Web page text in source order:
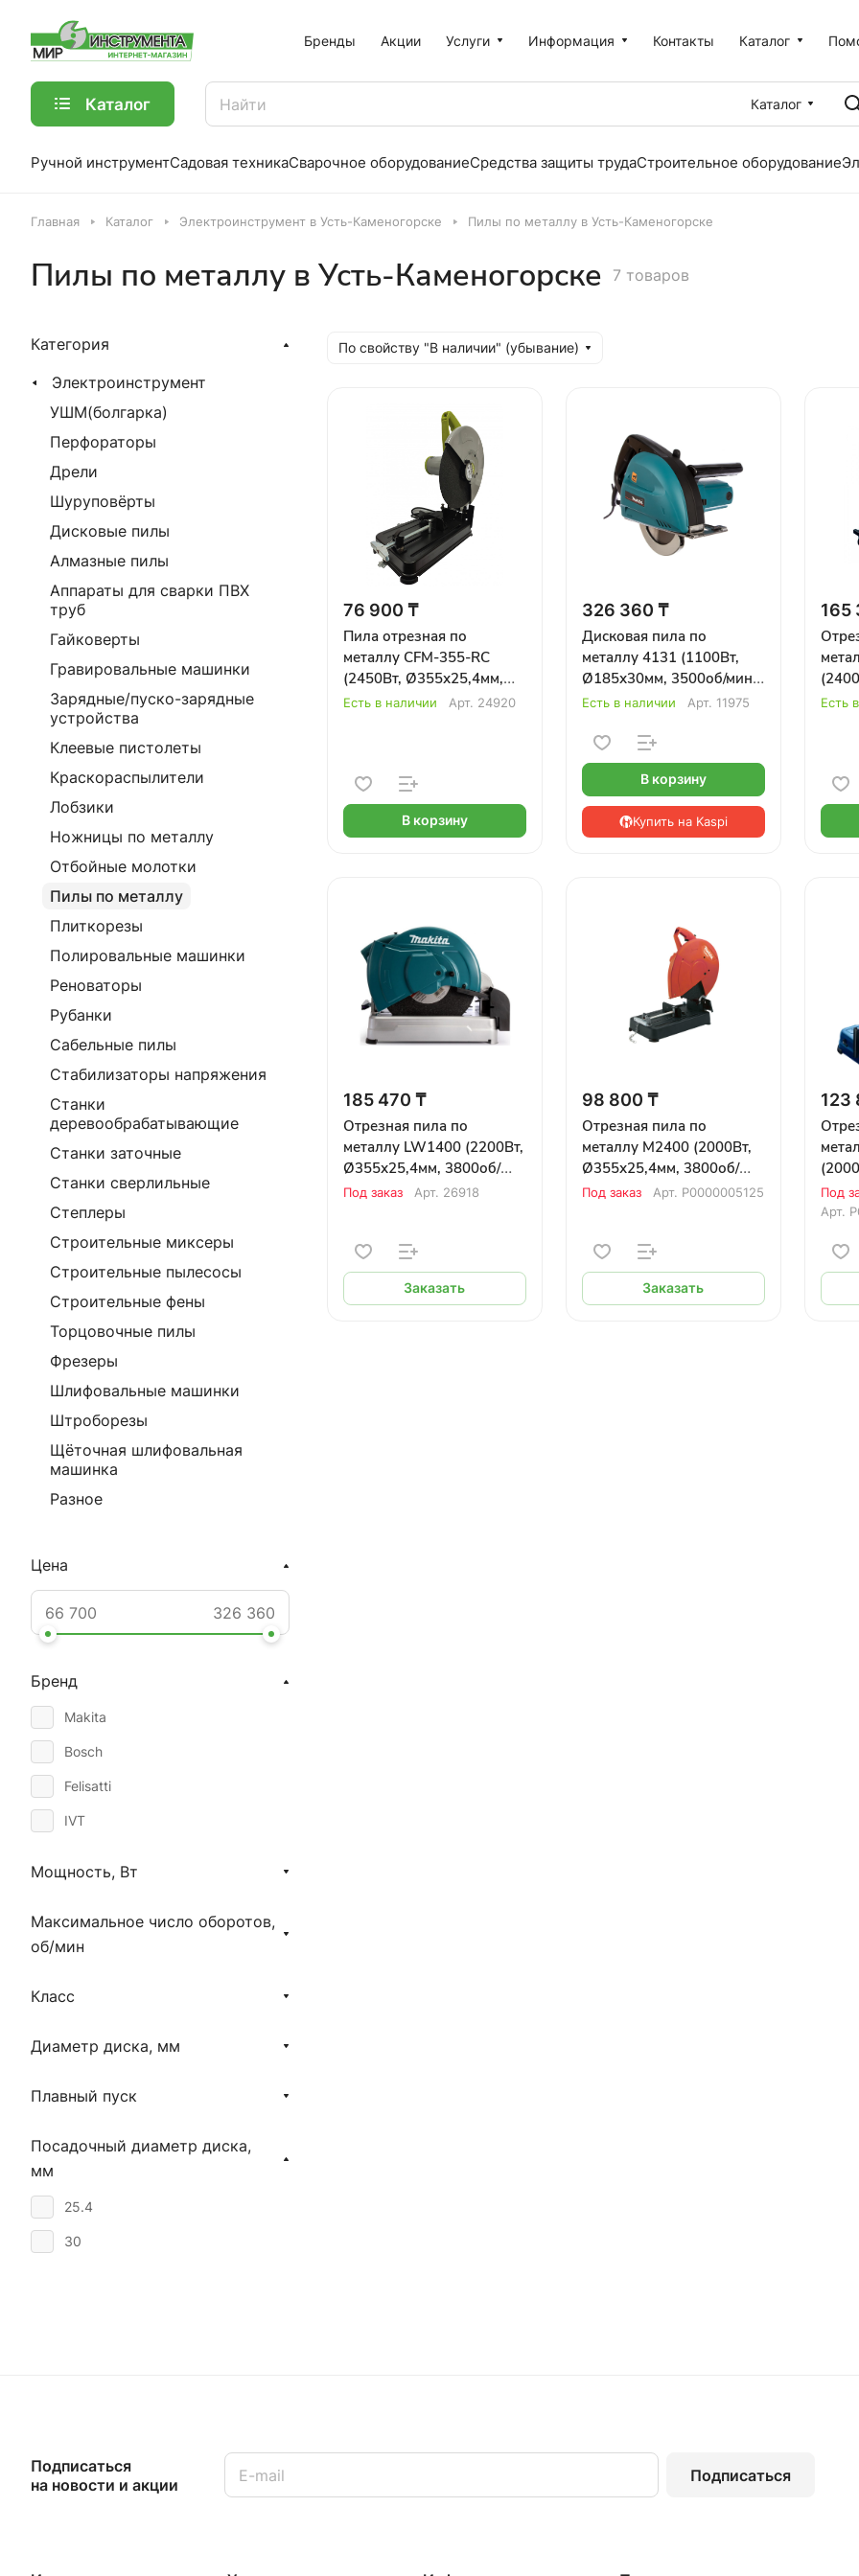
Бренды Акции Услуги Информация Контакты Каталог
Каталог
Каталог
Ручной инструментСадовая техникаСварочное оборудованиеСредства защиты трудаСтроительное оборудование
Главная Каталог Электроинструмент в Усть-Каменогорске Пилы по металлу в Усть-Каменогорске
Пилы по металлу в Усть-Каменогорске 7 товаров
По свойству "В наличии" (убывание)
76 900 ₸
Пила отрезная по
металлу CFM-355-RC
(2450Вт, Ø355х25,4мм,
максим.глубина реза
Есть в наличии Арт. 24920
В корзину
326 360 ₸
Дисковая пила по
металлу 4131 (1100Вт,
Ø185х30мм, 3500об/мин)
MAKITA
Есть в наличии Арт. 11975
В корзину
Купить на Kaspi
165
Есть
185 470 ₸
Отрезная пила по
металлу LW1400 (2200Вт,
Ø355х25,4мм, 3800об/
мин) MAKITA
Под заказ Арт. 26918
Заказать
98 800 ₸
Отрезная пила по
металлу M2400 (2000Вт,
Ø355х25,4мм, 3800об/
мин, 15,7кг) MAKITA MT
Под заказ Арт. Р0000005125
Заказать
123
пуск,
Под
Арт.
Категория
Электроинструмент
УШМ(болгарка)
Перфораторы
Дрели
Шуруповёрты
Дисковые пилы
Алмазные пилы
Аппараты для сварки ПВХ
труб
Гайковерты
Гравировальные машинки
Зарядные/пуско-зарядные
устройства
Клеевые пистолеты
Краскораспылители
Лобзики
Ножницы по металлу
Отбойные молотки
Пилы по металлу
Плиткорезы
Полировальные машинки
Реноваторы
Рубанки
Сабельные пилы
Стабилизаторы напряжения
Станки
деревообрабатывающие
Станки заточные
Станки сверлильные
Степлеры
Строительные миксеры
Строительные пылесосы
Строительные фены
Торцовочные пилы
Фрезеры
Шлифовальные машинки
Штроборезы
Щёточная шлифовальная
машинка
Разное
Цена
Бренд
Makita
Bosch
Felisatti
IVT
Мощность, Вт
Максимальное число оборотов,
об/мин
Класс
Диаметр диска, мм
Плавный пуск
Посадочный диаметр диска,
мм
25.4
30
Подписаться
на новости и акции
Подписаться